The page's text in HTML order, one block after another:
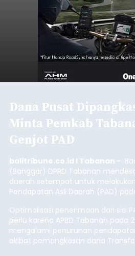
Dana Pusat
Minta Pemkab
Genjot PAD
balitribune.co.id I Tabanan -
(Banggar) DPRD Tabanan
daerah setempat untuk
Pendapatan Asli Daerah (PAD)
Optimalisasi penerimaan dari sisi
perlu karena APBD Tabanan pada
mengalami penurunan
akibat pemangkasan dana